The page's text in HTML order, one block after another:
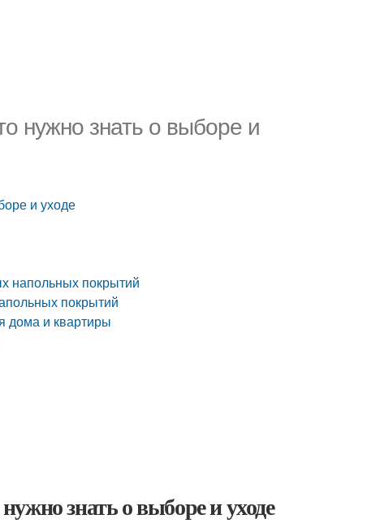
нужно знать о выборе и
и уходе
напольных покрытий
покрытий
дома и квартиры
знать о выборе и уходе